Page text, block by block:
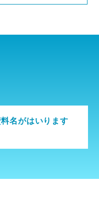
料名がはいります